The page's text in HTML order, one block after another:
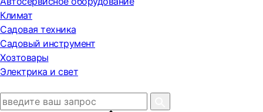
Климат
Садовая техника
Садовый инструмент
Хозтовары
Электрика и свет